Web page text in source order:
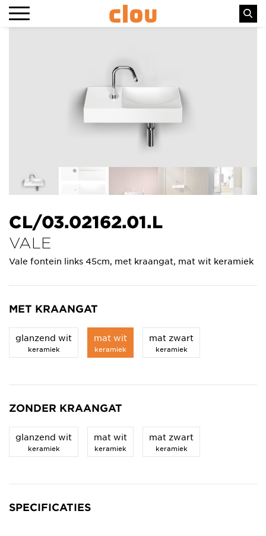
CL/03.02162.01.L
VALE
Vale fontein links 45cm, met kraangat, mat wit keramiek
MET KRAANGAT
glanzend wit
keramiek
mat wit
keramiek
mat zwart
keramiek
ZONDER KRAANGAT
glanzend wit
keramiek
mat wit
keramiek
mat zwart
keramiek
SPECIFICATIES